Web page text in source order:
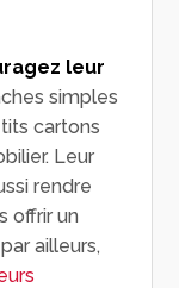
leur
simples
cartons
Leur
rendre
offrir un
ailleurs,